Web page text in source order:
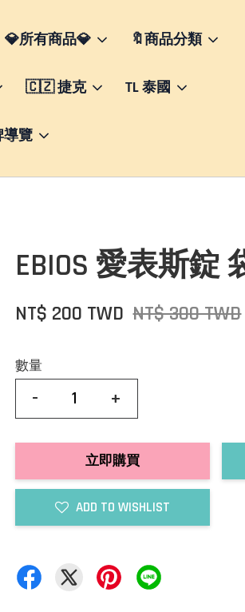
💎所有商品💎 🔖商品分類
🇨🇿 捷克 TL 泰國
導覽
EBIOS 愛表斯錠
NT$ 200 TWD NT$ 300 TWD
數量
- +
立即購買
ADD TO WISHLIST